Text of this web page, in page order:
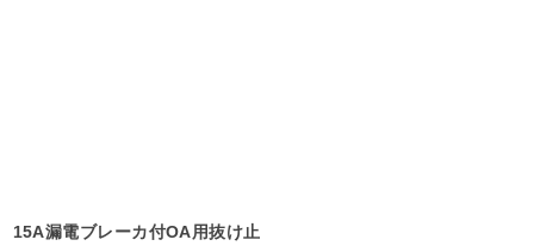
15A漏電ブレーカ付OA用抜け止